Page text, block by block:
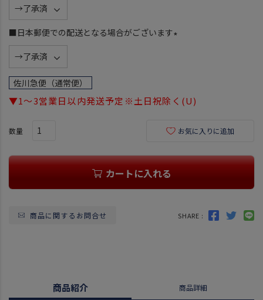
■日本郵便での配送となる場合がございます
佐川急便（通常便）
▼1～3営業日以内発送予定※土日祝除く(U)
お気に入りに追加
カートに入れる
商品に関するお問合せ SHARE :
商品紹介 商品詳細